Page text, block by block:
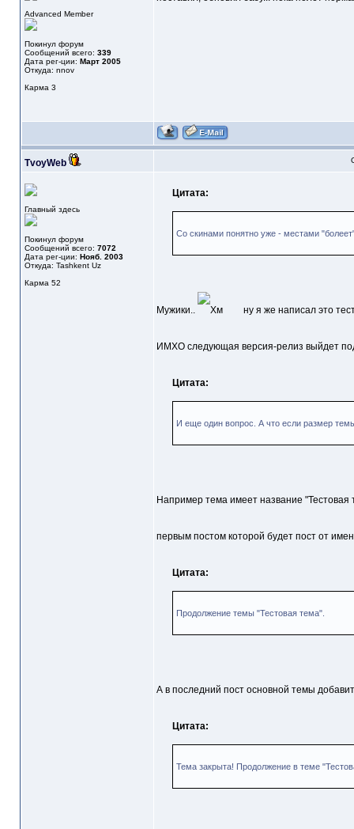
Advanced Member
Покинул форум
Сообщений всего: 339
Дата рег-ции: Март 2005
Откуда: nnov
Карма 3
TvoyWeb
Главный здесь
Покинул форум
Сообщений всего: 7072
Дата рег-ции: Нояб. 2003
Откуда: Tashkent Uz
Карма 52
Цитата:
Со скинами понятно уже - местами
Мужики.. ну я же написал это
ИМХО следующая версия-релиз выйдет
Цитата:
И еще один вопрос. А что если размер
Например тема имеет название
первым постом которой будет пост от
Цитата:
Продолжение темы "Тестовая тема".
А в последний пост основной темы
Цитата:
Тема закрыта! Продолжение в теме